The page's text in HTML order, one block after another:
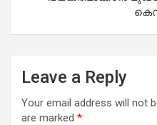
Leave a Reply
Your email address will not
are marked *